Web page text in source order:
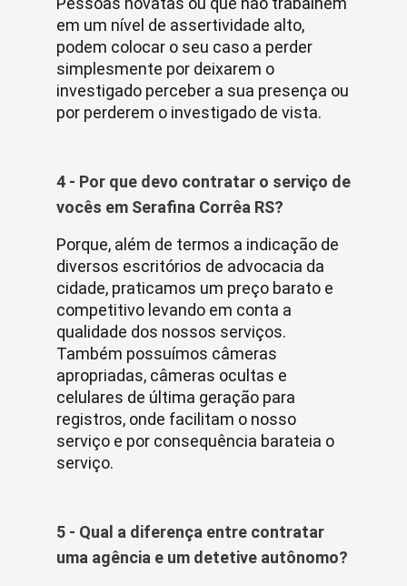
em um nível de assertividade alto,
podem colocar o seu caso a perder
simplesmente por deixarem o
investigado perceber a sua presença ou
por perderem o investigado de vista.
4 - Por que devo contratar o serviço de
vocês em Serafina Corrêa RS?
Porque, além de termos a indicação de
diversos escritórios de advocacia da
cidade, praticamos um preço barato e
competitivo levando em conta a
qualidade dos nossos serviços.
Também possuímos câmeras
apropriadas, câmeras ocultas e
celulares de última geração para
registros, onde facilitam o nosso
serviço e por consequência barateia o
serviço.
5 - Qual a diferença entre contratar
uma agência e um detetive autônomo?